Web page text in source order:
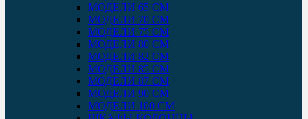
МОДЕЛИ 65 СМ
МОДЕЛИ 70 СМ
МОДЕЛИ 75 СМ
МОДЕЛИ 80 СМ
МОДЕЛИ 82 СМ
МОДЕЛИ 85 СМ
МОДЕЛИ 87 СМ
МОДЕЛИ 90 СМ
МОДЕЛИ 100 СМ